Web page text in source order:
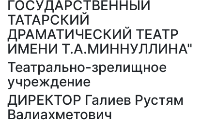
ГОСУДАРСТВЕННЫЙ
ТАТАРСКИЙ
ДРАМАТИЧЕСКИЙ ТЕАТР
ИМЕНИ Т.А.МИННУЛЛИНА"
Театрально-зрелищное
учреждение
ДИРЕКТОР Галиев Рустям
Валиахметович